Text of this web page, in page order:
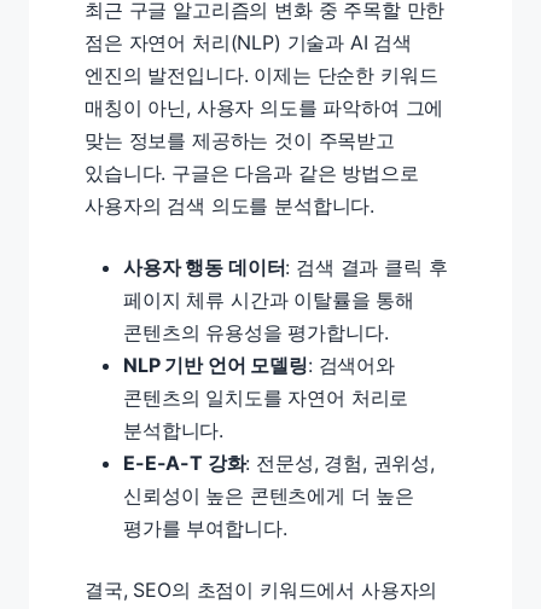
최근 구글 알고리즘의 변화 중 주목할 만한
점은 자연어 처리(NLP) 기술과 AI 검색
엔진의 발전입니다. 이제는 단순한 키워드
매칭이 아닌, 사용자 의도를 파악하여 그에
맞는 정보를 제공하는 것이 주목받고
있습니다. 구글은 다음과 같은 방법으로
사용자의 검색 의도를 분석합니다.
사용자 행동 데이터: 검색 결과 클릭 후
페이지 체류 시간과 이탈률을 통해
콘텐츠의 유용성을 평가합니다.
NLP 기반 언어 모델링: 검색어와
콘텐츠의 일치도를 자연어 처리로
분석합니다.
E-E-A-T 강화: 전문성, 경험, 권위성,
신뢰성이 높은 콘텐츠에게 더 높은
평가를 부여합니다.
결국, SEO의 초점이 키워드에서 사용자의